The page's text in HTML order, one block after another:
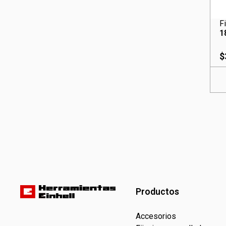
$
Productos
Accesorios